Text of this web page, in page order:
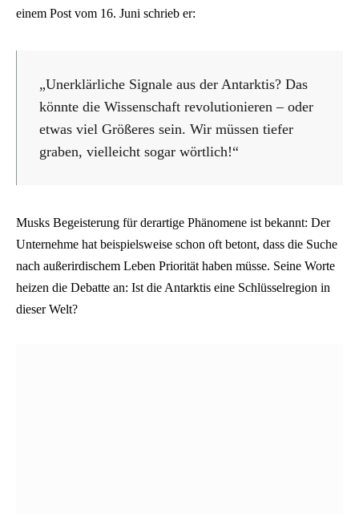
einem Post vom 16. Juni schrieb er:
„Unerklärliche Signale aus der Antarktis? Das
könnte die Wissenschaft revolutionieren – oder
etwas viel Größeres sein. Wir müssen tiefer
graben, vielleicht sogar wörtlich!“
Musks Begeisterung für derartige Phänomene ist bekannt: Der
Unternehme hat beispielsweise schon oft betont, dass die Suche
nach außerirdischem Leben Priorität haben müsse. Seine Worte
heizen die Debatte an: Ist die Antarktis eine Schlüsselregion in
dieser Welt?